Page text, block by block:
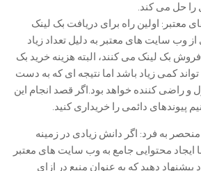
حل می کند.
معتبر: اولین راه برای دریافت بک لینک
وب سایت های معتبر به دلیل تعداد زیاد
بک لینک می کنند، البته هزینه خرید بک
کمی زیاد باشد اما نتیجه ای که به دست
و راضی کننده خواهد بود.اگر قصد انجام این
پیوندهای دائمی را خریداری کنید.
به فرد: اگر دانش زیادی در زمینه
ایجاد محتوایی جامع به وب سایت های معتبر
پیشنهاد دهید که به عنوان منبع در ازای